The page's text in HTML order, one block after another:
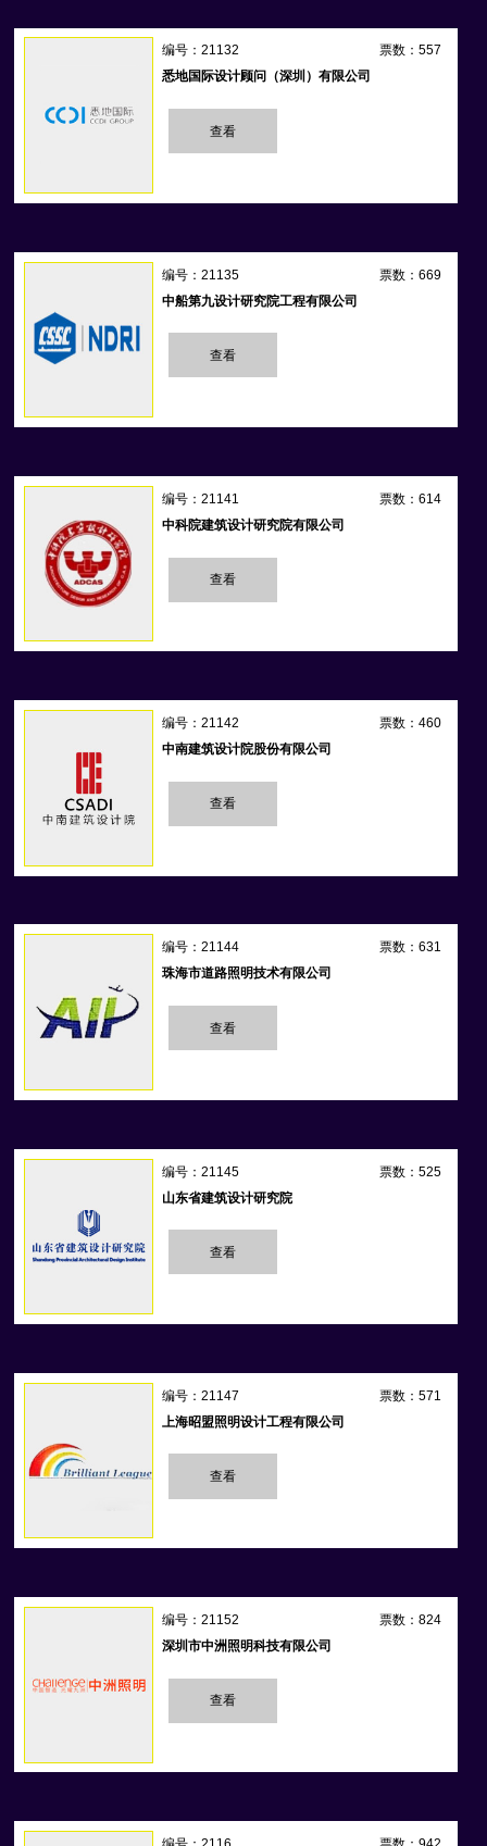
票数：557
编号：21132
悉地国际设计顾问（深圳）有限公司
查看
票数：669
编号：21135
中船第九设计研究院工程有限公司
查看
票数：614
编号：21141
中科院建筑设计研究院有限公司
查看
票数：460
编号：21142
中南建筑设计院股份有限公司
查看
票数：631
编号：21144
珠海市道路照明技术有限公司
查看
票数：525
编号：21145
山东省建筑设计研究院
查看
票数：571
编号：21147
上海昭盟照明设计工程有限公司
查看
票数：824
编号：21152
深圳市中洲照明科技有限公司
查看